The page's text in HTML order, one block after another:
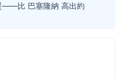
——比 巴塞隆納 高出約